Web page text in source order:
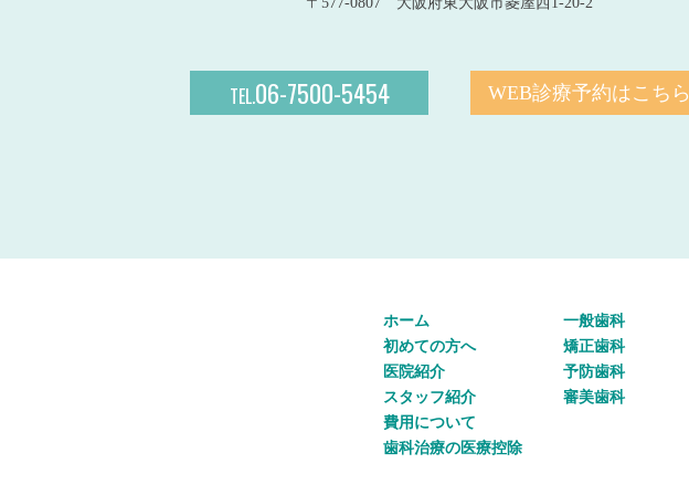
TEL.06-7500-5454 WEB診療予約はこちら
ホーム
初めての方へ
医院紹介
スタッフ紹介
費用について
歯科治療の医療控除
一般歯科
矯正歯科
予防歯科
審美歯科